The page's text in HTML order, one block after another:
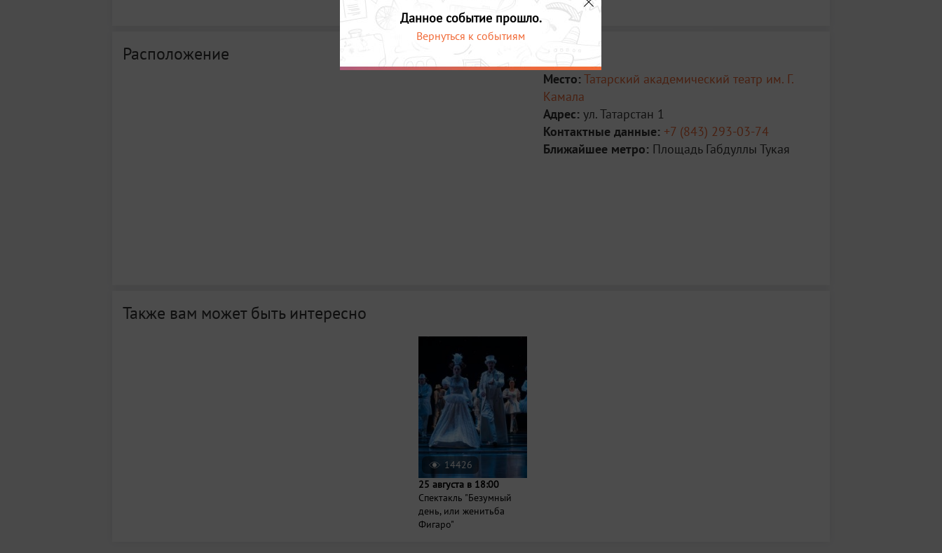
Расположение
Место: Татарский академический театр им. Г.
Камала
Адрес: ул. Татарстан 1
Контактные данные: +7 (843) 293-03-74
Ближайшее метро: Площадь Габдуллы Тукая
Также вам может быть интересно
14426
25 августа в 18:00
Спектакль "Безумный
день, или женитьба
Фигаро"
Данное событие прошло.
Вернуться к событиям